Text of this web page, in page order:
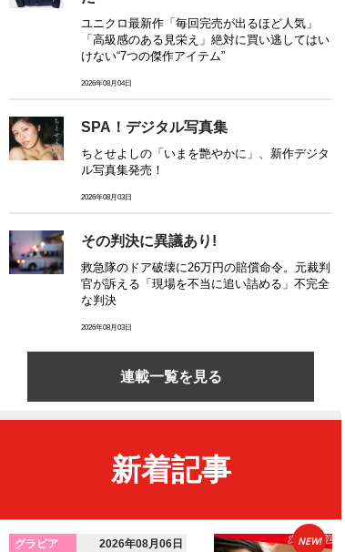
ユニクロ最新作「毎回完売が出るほど人気」
「高級感のある見栄え」絶対に買い逃してはい
けない“7つの傑作アイテム”
2026年08月04日
SPA！デジタル写真集
ちとせよしの「いまを艶やかに」、新作デジタ
ル写真集発売！
2026年08月03日
その判決に異議あり!
救急隊のドア破壊に26万円の賠償命令。元裁判
官が訴える「現場を不当に追い詰める」不完全
な判決
2026年08月03日
連載一覧を見る
新着記事
グラビア 2026年08月06日 NEW!